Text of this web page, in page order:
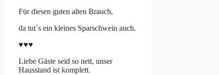
Für diesen guten alten Brauch,
da tut`s ein kleines Sparschwein auch.
♥♥♥
Liebe Gäste seid so nett, unser
Hausstand ist komplett.